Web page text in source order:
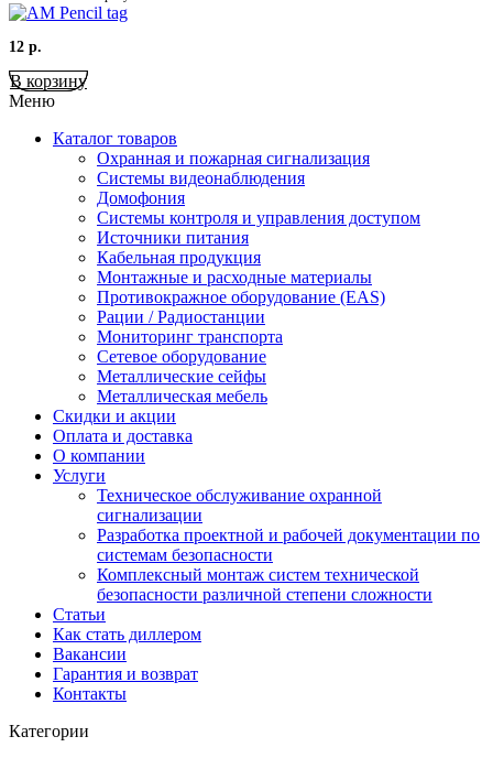
12 р.
В корзину
Меню
Каталог товаров
Охранная и пожарная сигнализация
Системы видеонаблюдения
Домофония
Системы контроля и управления доступом
Источники питания
Кабельная продукция
Монтажные и расходные материалы
Противокражное оборудование (EAS)
Рации / Радиостанции
Мониторинг транспорта
Сетевое оборудование
Металлические сейфы
Металлическая мебель
Скидки и акции
Оплата и доставка
О компании
Услуги
Техническое обслуживание охранной
сигнализации
Разработка проектной и рабочей документации по
системам безопасности
Комплексный монтаж систем технической
безопасности различной степени сложности
Статьи
Как стать диллером
Вакансии
Гарантия и возврат
Контакты
Категории